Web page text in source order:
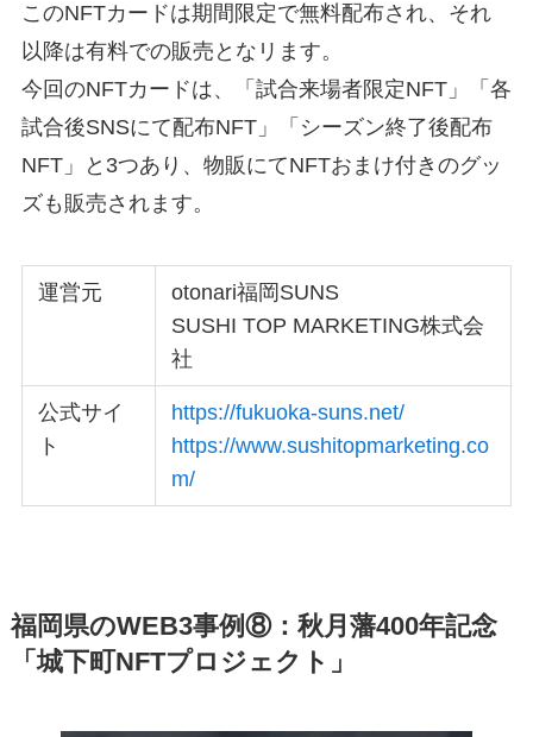
このNFTカードは期間限定で無料配布され、それ
以降は有料での販売となリます。
今回のNFTカードは、「試合来場者限定NFT」「各
試合後SNSにて配布NFT」「シーズン終了後配布
NFT」と3つあり、物販にてNFTおまけ付きのグッ
ズも販売されます。
運営元
otonari福岡SUNS
SUSHI TOP MARKETING株式会
社
公式サイ
ト
https://fukuoka-suns.net/
https://www.sushitopmarketing.co
m/
福岡県のWEB3事例⑧：秋月藩400年記念
「城下町NFTプロジェクト」